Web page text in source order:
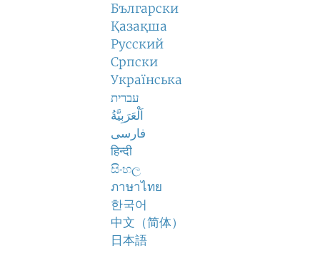
Български
Қазақша
Русский
Српски
Українська
עברית
اَلْعَرَبِيَّةُ
فارسی
हिन्दी
සිංහල
ภาษาไทย
한국어
中文（简体）
日本語